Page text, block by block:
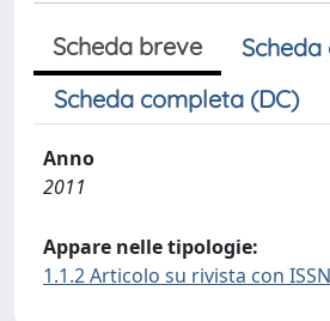
Scheda breve
Scheda completa (DC)
Anno
2011
Appare nelle tipologie:
1.1.2 Articolo su rivista con ISSN